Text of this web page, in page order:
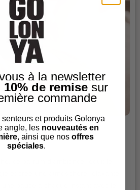
pour l'Esprit et
ce parfum d’ambiance réduit le
et crée une atmosphère relaxante
pause à chaque instant avec le
à la newsletter
10% de remise sur
commande
et produits Golonya
angle, les nouveautés en
, ainsi que nos offres
spéciales.